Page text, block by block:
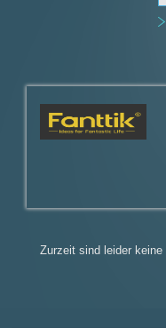
Zurzeit sind leider